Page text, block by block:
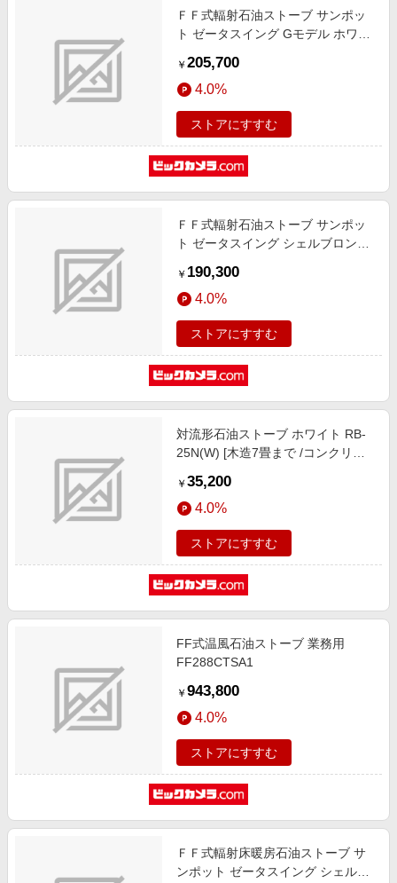
ＦＦ式輻射石油ストーブ サンポッ
ト ゼータスイング Gモデル ホワイ
コンクリート29畳まで]
￥ 205,700
4.0%
ストアにすすむ
ＦＦ式輻射石油ストーブ サンポッ
ト ゼータスイング シェルブロンド
リート29畳まで]
￥ 190,300
4.0%
ストアにすすむ
対流形石油ストーブ ホワイト RB-
25N(W) [木造7畳まで /コンクリー
￥ 35,200
4.0%
ストアにすすむ
FF式温風石油ストーブ 業務用
FF288CTSA1
￥ 943,800
4.0%
ストアにすすむ
ＦＦ式輻射床暖房石油ストーブ サ
ンポット ゼータスイング シェルブ